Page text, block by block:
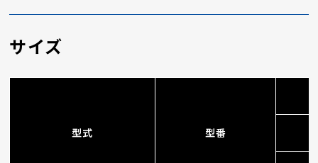
サイズ
型式 型番